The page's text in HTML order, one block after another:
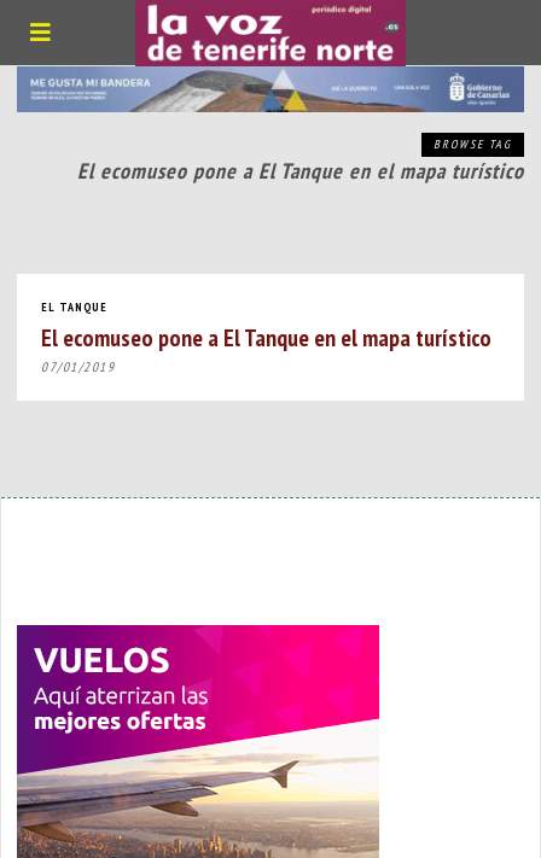
BROWSE TAG
El ecomuseo pone a El Tanque en el mapa turístico
EL TANQUE
El ecomuseo pone a El Tanque en el mapa turístico
07/01/2019